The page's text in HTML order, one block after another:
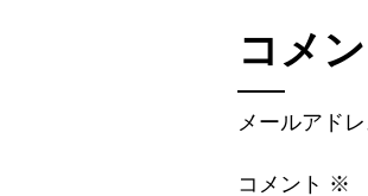
コメ
メールアド
コメント ※